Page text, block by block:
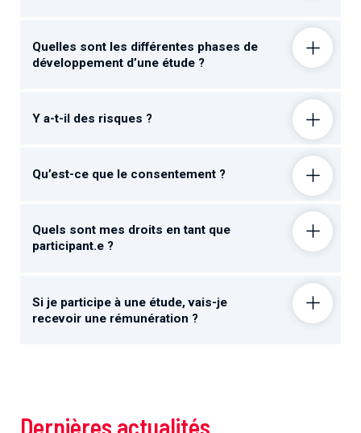
Quelles sont les différentes phases de
développement d’une étude ?
Y a-t-il des risques ?
Qu’est-ce que le consentement ?
Quels sont mes droits en tant que
participant.e ?
Si je participe à une étude, vais-je
recevoir une rémunération ?
Dernières actualités